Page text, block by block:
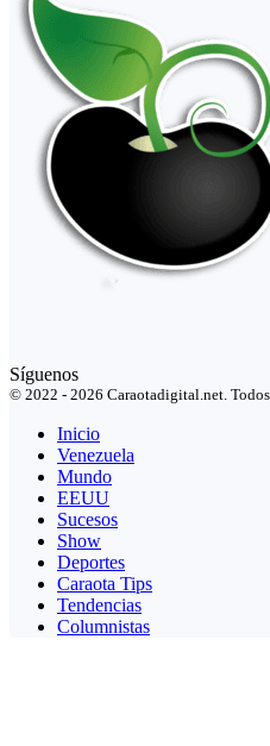
Síguenos
© 2022 - 2026 Caraotadigital.net.
Inicio
Venezuela
Mundo
EEUU
Sucesos
Show
Deportes
Caraota Tips
Tendencias
Columnistas